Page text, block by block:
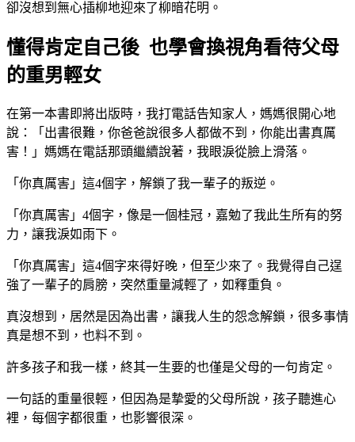
卻沒想到無心插柳地迎來了柳暗花明。
懂得肯定自己後 也學會換視角看待父母
的重男輕女
在第一本書即將出版時，我打電話告知家人，媽媽很開心地
說：「出書很難，你爸爸說很多人都做不到，你能出書真厲
害！」媽媽在電話那頭繼續說著，我眼淚從臉上滑落。
「你真厲害」這4個字，解鎖了我一輩子的叛逆。
「你真厲害」4個字，像是一個桂冠，嘉勉了我此生所有的努
力，讓我淚如雨下。
「你真厲害」這4個字來得好晚，但至少來了。我覺得自己逞
強了一輩子的肩膀，突然重量減輕了，如釋重負。
真沒想到，居然是因為出書，讓我人生的怨念解鎖，很多事情
真是想不到，也料不到。
許多孩子和我一樣，終其一生要的也僅是父母的一句肯定。
一句話的重量很輕，但因為是摯愛的父母所說，孩子聽進心
裡，每個字都很重，也影響很深。